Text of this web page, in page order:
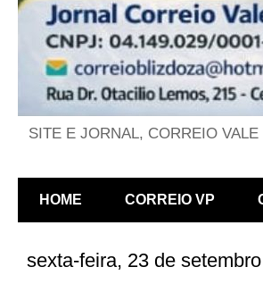
SITE E JORNAL, CORREIO
HOME CORREIO VP
sexta-feira, 23 de